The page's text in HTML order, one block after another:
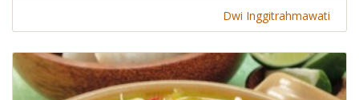
Dwi Inggitrahmawati